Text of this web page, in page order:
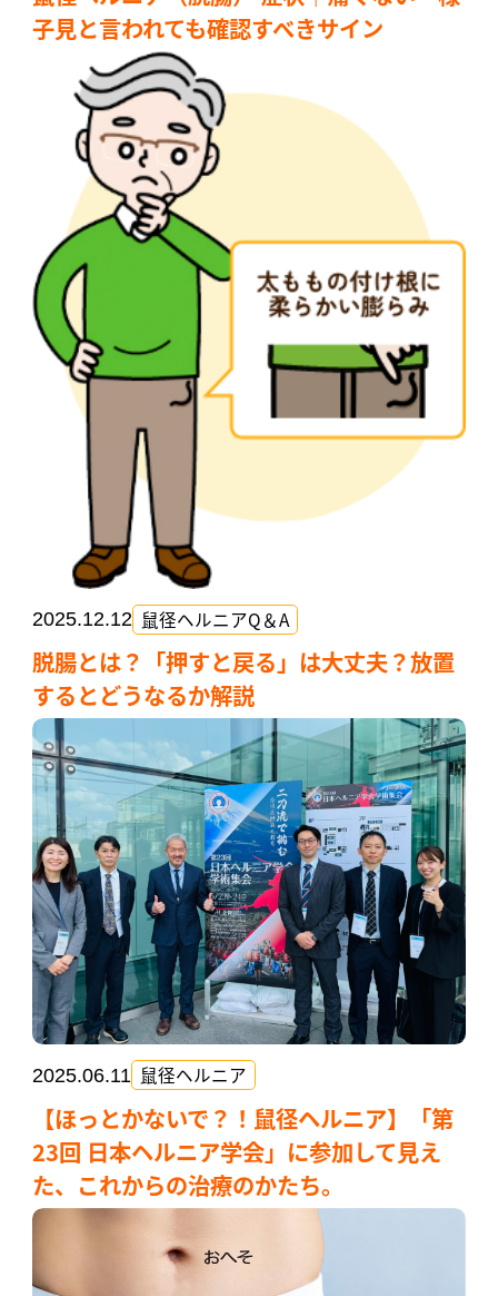
子見と言われても確認すべきサイン
2025.12.12 鼠径ヘルニアQ＆A
脱腸とは？「押すと戻る」は大丈夫？放置
するとどうなるか解説
2025.06.11 鼠径ヘルニア
【ほっとかないで？！鼠径ヘルニア】「第
23回 日本ヘルニア学会」に参加して見え
た、これからの治療のかたち。